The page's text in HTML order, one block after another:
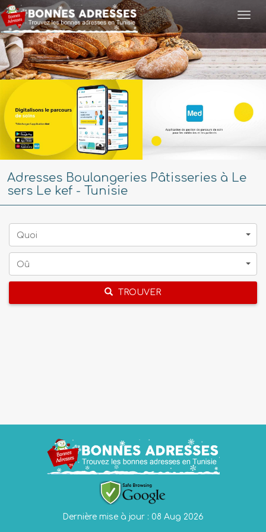
Adresses Boulangeries Pâtisseries à Le
sers Le kef - Tunisie
Quoi
Oû
TROUVER
Dernière mise à jour : 08 Aug 2026